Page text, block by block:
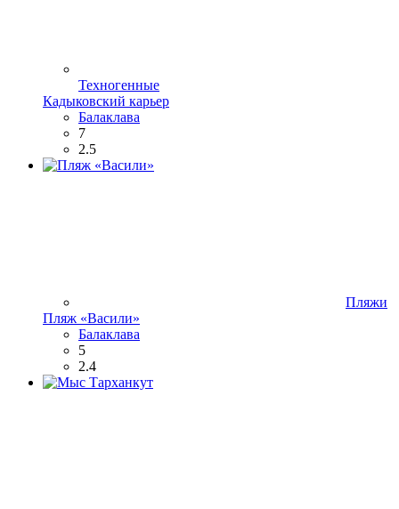
Техногенные
Кадыковский карьер
Балаклава
7
2.5
Пляжи
Пляж «Васили»
Балаклава
5
2.4